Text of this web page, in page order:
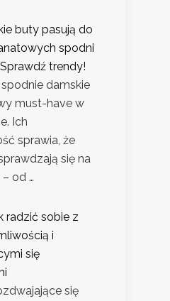
buty pasują do
spodni
trendy!
damskie
must-have w
Ich
sprawia, że
się na
od …
radzić sobie z
i
się
się